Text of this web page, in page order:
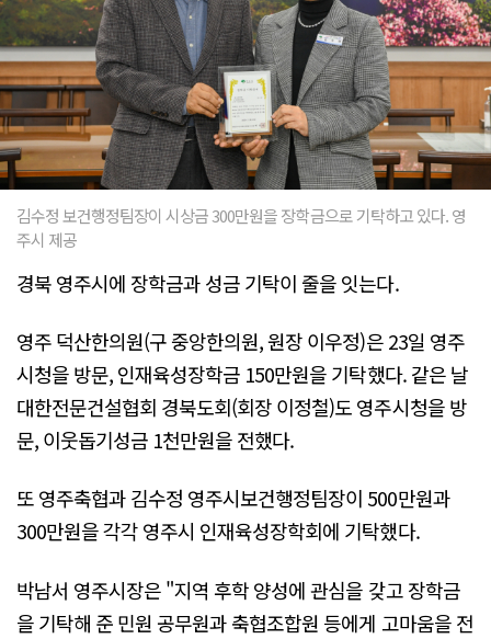
김수정 보건행정팀장이 시상금 300만원을 장학금으로 기탁하고 있다. 영
주시 제공
경북 영주시에 장학금과 성금 기탁이 줄을 잇는다.
영주 덕산한의원(구 중앙한의원, 원장 이우정)은 23일 영주
시청을 방문, 인재육성장학금 150만원을 기탁했다. 같은 날
대한전문건설협회 경북도회(회장 이정철)도 영주시청을 방
문, 이웃돕기성금 1천만원을 전했다.
또 영주축협과 김수정 영주시보건행정팀장이 500만원과
300만원을 각각 영주시 인재육성장학회에 기탁했다.
박남서 영주시장은 "지역 후학 양성에 관심을 갖고 장학금
을 기탁해 준 민원 공무원과 축협조합원 등에게 고마움을 전